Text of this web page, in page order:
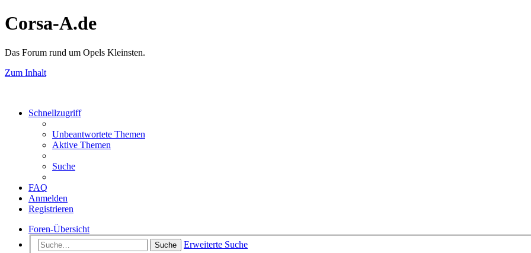
Corsa-A.de
Das Forum rund um Opels Kleinsten.
Zum Inhalt
Schnellzugriff
Unbeantwortete Themen
Aktive Themen
Suche
FAQ
Anmelden
Registrieren
Foren-Übersicht
Suche
Erweiterte Suche